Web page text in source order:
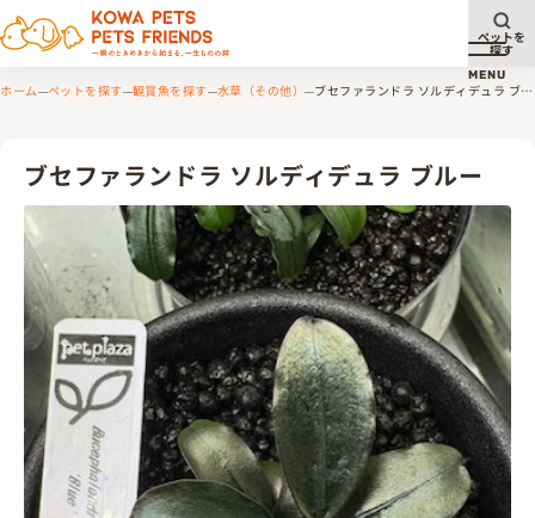
メニ
MENU
ペットを
探す
ホーム ペットを探す 観賞魚を探す 水草（その他）
ブセファランドラ ソルディデュラ ブ
ブセファランドラ ソルディデュラ ブルー